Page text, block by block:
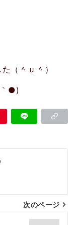
（＾ｕ＾）
●)
次のページ